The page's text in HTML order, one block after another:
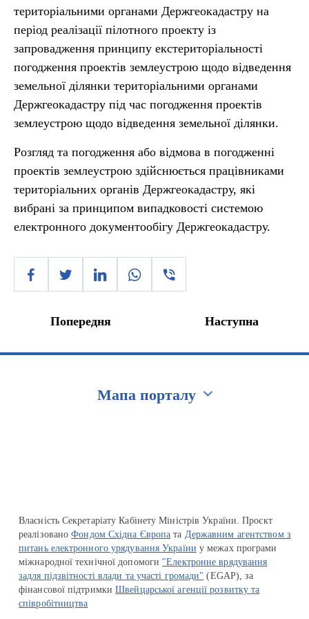
територіальними органами Держгеокадастру на
період реалізації пілотного проекту із
запровадження принципу екстериторіальності
погодження проектів землеустрою щодо відведення
земельної ділянки територіальними органами
Держгеокадастру під час погодження проектів
землеустрою щодо відведення земельної ділянки.
Розгляд та погодження або відмова в погодженні
проектів землеустрою здійснюється працівниками
територіальних органів Держгеокадастру, які
вибрані за принципом випадковості системою
електронного документообігу Держгеокадастру.
Попередня Наступна
Мапа порталу
Власність Секретаріату Кабінету Міністрів України. Проєкт
реалізованоФондом Східна Європа та Державним агентством з
питань електронного урядування України у межах програми
міжнародної технічної допомоги "Електронне врядування
задля підзвітності влади та участі громади" (EGAP), за
фінансової підтримкиШвейцарської агенції розвитку та
співробітництва